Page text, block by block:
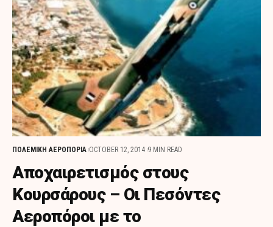
ΠΟΛΕΜΙΚΗ ΑΕΡΟΠΟΡΙΑ OCTOBER 12, 2014 9 MIN READ
Αποχαιρετισμός στους
Κουρσάρους – Οι Πεσόντες
Αεροπόροι με το